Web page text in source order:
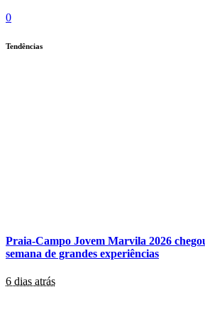
0
Tendências
Praia-Campo Jovem Marvila 2026
semana de grandes experiências
6 dias atrás